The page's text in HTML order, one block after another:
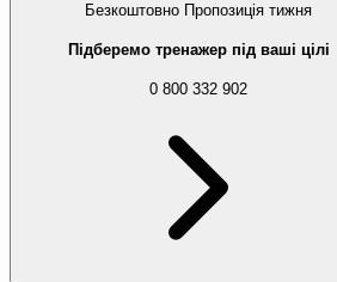
Безкоштовно Пропозиція тижня
Підберемо тренажер під ваші цілі
0 800 332 902